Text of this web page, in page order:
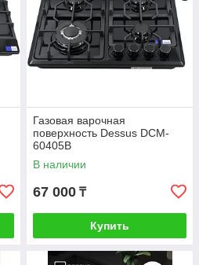
Газовая варочная
поверхность Dessus DCM-
60405B
В наличии
67 000 ₸
Купить